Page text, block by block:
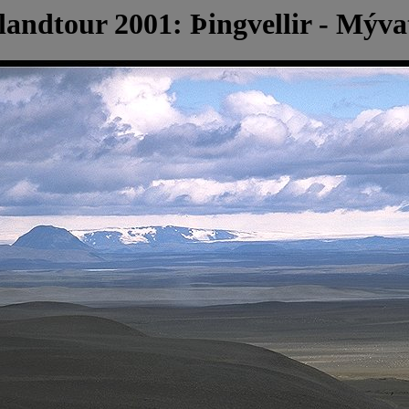
2001: Þingvellir -